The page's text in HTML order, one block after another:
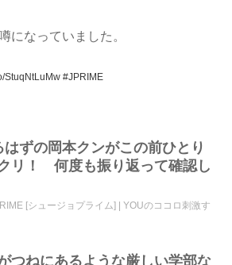
になっていました。
StuqNtLuMw #JPRIME
ずの岡本クンがこの前ひとり
リ！ 何度も振り返って確認し
[シュージョプライム] | YOUのココロ刺激す
つねにあるような厳しい学部な